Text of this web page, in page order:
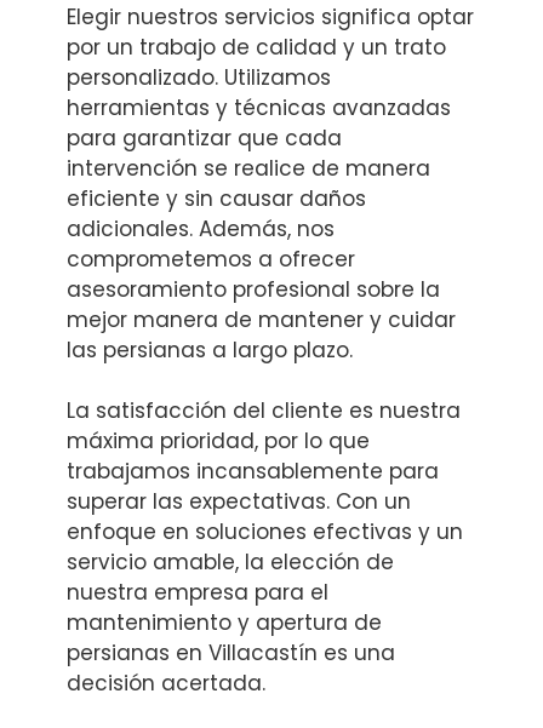
Elegir nuestros servicios significa optar
por un trabajo de calidad y un trato
personalizado. Utilizamos
herramientas y técnicas avanzadas
para garantizar que cada
intervención se realice de manera
eficiente y sin causar daños
adicionales. Además, nos
comprometemos a ofrecer
asesoramiento profesional sobre la
mejor manera de mantener y cuidar
las persianas a largo plazo.
La satisfacción del cliente es nuestra
máxima prioridad, por lo que
trabajamos incansablemente para
superar las expectativas. Con un
enfoque en soluciones efectivas y un
servicio amable, la elección de
nuestra empresa para el
mantenimiento y apertura de
persianas en Villacastín es una
decisión acertada.